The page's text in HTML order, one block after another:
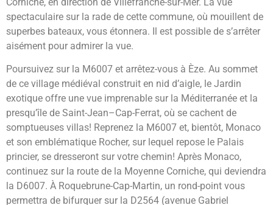
spectaculaire sur la rade de cette commune, où mouillent de
superbes bateaux, vous étonnera. Il est possible de s’arrêter
aisément pour admirer la vue.
Poursuivez sur la M6007 et arrêtez-vous à Èze. Au sommet
de ce village médiéval construit en nid d’aigle, le Jardin
exotique offre une vue imprenable sur la Méditerranée et la
presqu’île de Saint-Jean–Cap-Ferrat, où se cachent de
somptueuses villas! Reprenez la M6007 et, bientôt, Monaco
et son emblématique Rocher, sur lequel repose le Palais
princier, se dresseront sur votre chemin! Après Monaco,
continuez sur la route de la Moyenne Corniche, qui deviendra
la D6007. À Roquebrune-Cap-Martin, un rond-point vous
permettra de bifurquer sur la D2564 (avenue Gabriel